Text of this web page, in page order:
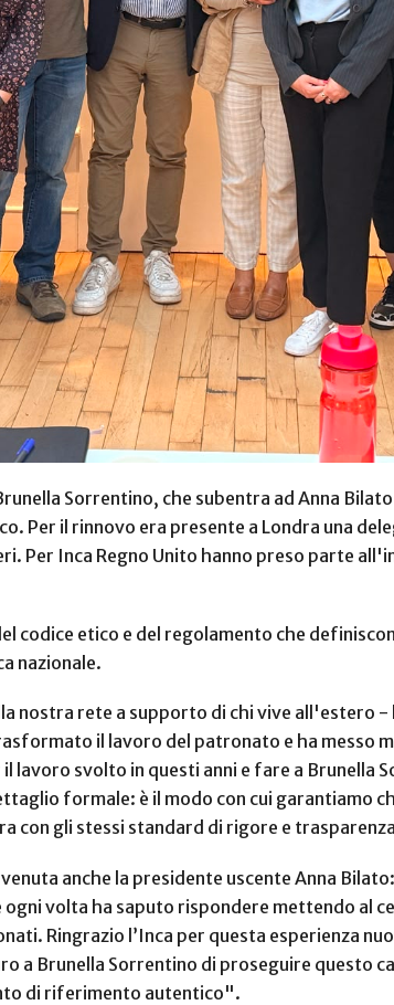
Sorrentino, che subentra ad Anna
Per il rinnovo era presente a Londra una
Per Inca Regno Unito hanno preso parte
codice etico e del regolamento che
nazionale.
nostra rete a supporto di chi vive all'estero
il lavoro del patronato e ha messo
lavoro svolto in questi anni e fare a Brunella
formale: è il modo con cui garantiamo
con gli stessi standard di rigore e
anche la presidente uscente Anna
volta ha saputo rispondere mettendo al
Ringrazio l’Inca per questa esperienza
a Brunella Sorrentino di proseguire questo
di riferimento autentico".